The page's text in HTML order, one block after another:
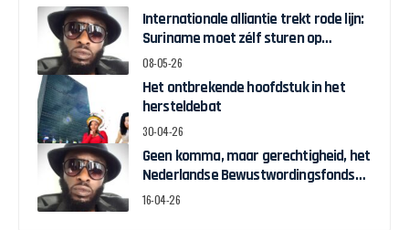
Internationale alliantie trekt rode lijn:
Suriname moet zélf sturen op
herstelgelden
08-05-26
Het ontbrekende hoofdstuk in het
hersteldebat
30-04-26
Geen komma, maar gerechtigheid, het
Nederlandse Bewustwordingsfonds
en de strijd om zeggenschap
16-04-26